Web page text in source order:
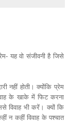
यह वो संजीवनी है जिसे
नहीं होती। क्योंकि प्रेम
के खाके में फिट करना
विवाह भी करें। क्यों कि
न कहीं विवाह के पश्चात